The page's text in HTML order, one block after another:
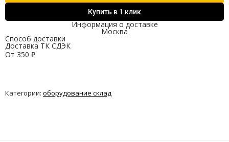
Купить в 1 клик
Информация о доставке
Москва
Способ доставки
Доставка ТК СДЭК
От 350 ₽
Категории: оборудование склад